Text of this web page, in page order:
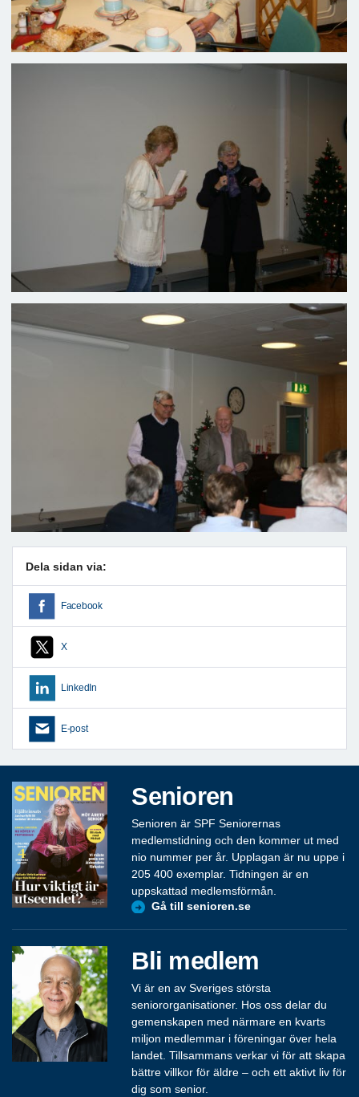
Dela sidan via:
Facebook
X
LinkedIn
E-post
Senioren
Senioren är SPF Seniorernas
medlemstidning och den kommer ut med
nio nummer per år. Upplagan är nu uppe i
205 400 exemplar. Tidningen är en
uppskattad medlemsförmån.
Gå till senioren.se
Bli medlem
Vi är en av Sveriges största
seniororganisationer. Hos oss delar du
gemenskapen med närmare en kvarts
miljon medlemmar i föreningar över hela
landet. Tillsammans verkar vi för att skapa
bättre villkor för äldre – och ett aktivt liv för
dig som senior.